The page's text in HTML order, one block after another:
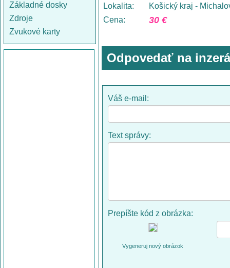
Základné dosky
Zdroje
Zvukové karty
Lokalita:
Košický kraj -
Cena:
30 €
Odpovedať na
Váš e-mail:
Text správy:
Prepíšte kód z obrázka:
Vygeneruj nový obrázok